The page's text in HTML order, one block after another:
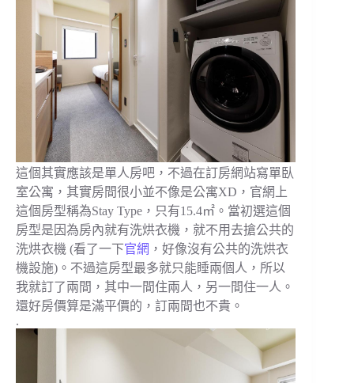
這個其實應該是單人房吧，不過在訂房網站寫單臥
室公寓，其實房間很小並不像是公寓XD，官網上
這個房型稱為Stay Type，只有15.4㎡。當初選這個
房型是因為房內就有洗烘衣機，就不用去搶公共的
洗烘衣機 (看了一下官網 ，好像沒有公共的洗烘衣
機設施)。不過這房型最多就只能睡兩個人，所以
我就訂了兩間，其中一間住兩人，另一間住一人。
還好房價算是滿平價的，訂兩間也不貴。
.